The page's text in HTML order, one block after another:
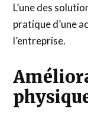
L’une des
pratique d’une
l’entreprise.